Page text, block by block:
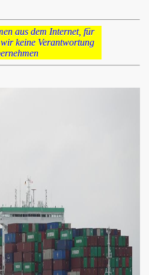
aus dem Internet, für
keine Verantwortung